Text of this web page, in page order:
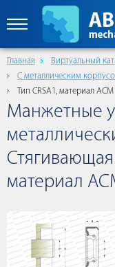
Главная Виртуальный
С металлическим
Тип CRSA1, материал ACM
Манжетные
материал